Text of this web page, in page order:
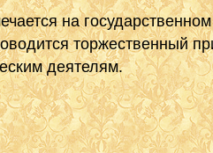
на
торжественный
деятелям.